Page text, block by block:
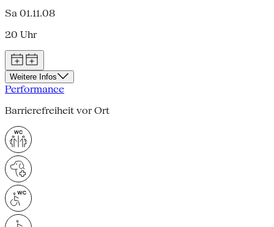
Sa 01.11.08
20 Uhr
Weitere Infos
Performance
Barrierefreiheit vor Ort